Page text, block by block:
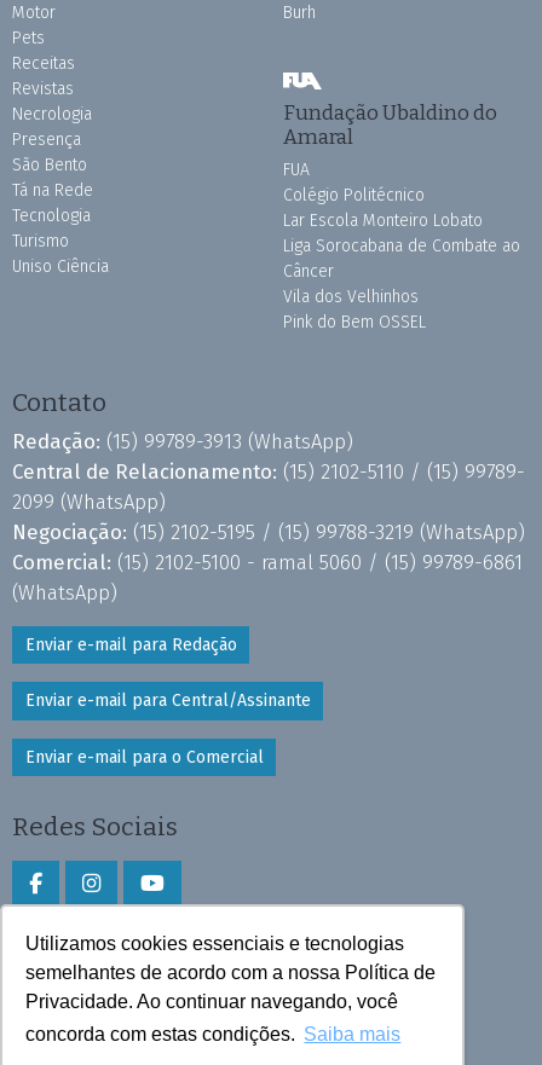
Utilizamos cookies essenciais e tecnologias
semelhantes de acordo com a nossa Política de
Privacidade. Ao continuar navegando, você
concorda com estas condições. Saiba mais
Motor
Pets
Receitas
Revistas
Necrologia
Presença
São Bento
Tá na Rede
Tecnologia
Turismo
Uniso Ciência
Burh
Fundação Ubaldino do
Amaral
FUA
Colégio Politécnico
Lar Escola Monteiro Lobato
Liga Sorocabana de Combate ao
Câncer
Vila dos Velhinhos
Pink do Bem OSSEL
Contato
Redação: (15) 99789-3913 (WhatsApp)
Central de Relacionamento: (15) 2102-5110 / (15) 99789-
2099 (WhatsApp)
Negociação: (15) 2102-5195 / (15) 99788-3219 (WhatsApp)
Comercial: (15) 2102-5100 - ramal 5060 / (15) 99789-6861
(WhatsApp)
Enviar e-mail para Redação
Enviar e-mail para Central/Assinante
Enviar e-mail para o Comercial
Redes Sociais
Faça download do aplicativo
Play Store e App Store